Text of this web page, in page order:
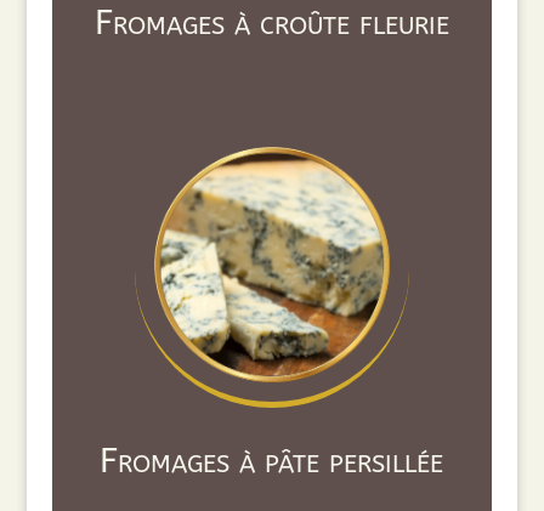
Fromages à croûte fleurie
Fromages à pâte persillée